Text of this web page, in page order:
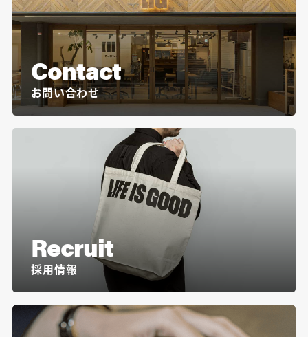
Contact
お問い合わせ
Recruit
採用情報